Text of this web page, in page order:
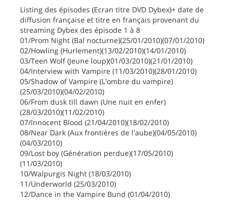
Listing des épisodes (Ecran titre DVD Dybex)+ date de
diffusion française et titre en français provenant du
streaming Dybex des épisode 1 à 8
01/Prom Night (Bal nocturne)(25/01/2010)(07/01/2010)
02/Howling (Hurlement)(13/02/2010)(14/01/2010)
03/Teen Wolf (Jeune loup)(01/03/2010)(21/01/2010)
04/Interview with Vampire (11/03/2010)(28/01/2010)
05/Shadow of Vampire (L'ombre du vampire)
(25/03/2010)(04/02/2010)
06/From dusk till dawn (Une nuit en enfer)
(28/03/2010)(11/02/2010)
07/Innocent Blood (21/04/2010)(18/02/2010)
08/Near Dark (Aux frontières de l'aube)(04/05/2010)
(04/03/2010)
09/Lost boy (Génération perdue)(17/05/2010)
(11/03/2010)
10/Walpurgis Night (18/03/2010)
11/Underworld (25/03/2010)
12/Dance in the Vampire Bund (01/04/2010)